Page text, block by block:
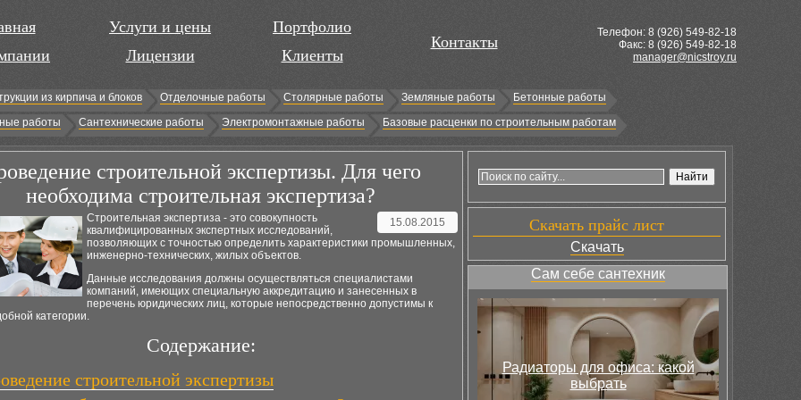
Услуги и цены
Лицензии
Портфолио
Клиенты
Контакты
Телефон: 8 (926) 549-82-18
Факс: 8 (926) 549-82-18
manager@nicstroy.ru
из кирпича и блоков Отделочные работы Столярные работы Земляные работы
Бетонные работы
работы
Сантехнические работы Электромонтажные работы Базовые расценки по строительным работам
строительной экспертизы. Для чего
необходима строительная экспертиза?
15.08.2015
Строительная экспертиза - это совокупность
квалифицированных экспертных исследований,
позволяющих с точностью определить характеристики промышленных,
инженерно-технических, жилых объектов.
Данные исследования должны осуществляться специалистами
компаний, имеющих специальную аккредитацию и занесенных в
перечень юридических лиц, которые непосредственно допустимы к
категории.
Содержание:
строительной экспертизы
Скачать прайс лист
Скачать
Сам себе сантехник
Радиаторы для офиса: какой
выбрать